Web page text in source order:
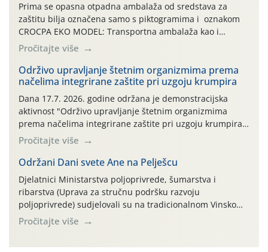
Prima se opasna otpadna ambalaža od sredstava za
zaštitu bilja označena samo s piktogramima i oznakom
CROCPA EKO MODEL: Transportna ambalaža kao i
ambalaža drugih proizvoda koji nisu sredstva za zaštitu
bilja (npr. ambalaža od mineralnih gnojiva,) se ne
prihvaća. Korisnicima je osiguran besplatni povrat
prazne ambalaže isključivo ovih tvrtki: AGROCHEM-MAKS,
AGRONOM, ALBAUGH TKI* (PINUS […]
Pročitajte više
Održivo upravljanje štetnim organizmima prema
načelima integrirane zaštite pri uzgoju krumpira
Dana 17.7. 2026. godine održana je demonstracijska
aktivnost "Održivo upravljanje štetnim organizmima
prema načelima integrirane zaštite pri uzgoju krumpira"
na pokusnom polju "Poredje", kraj naselja Belica (ARKOD
parcela ID 2445031) (središnji dio Međimurske županije).
Pročitajte više
Održani Dani svete Ane na Pelješcu
Djelatnici Ministarstva poljoprivrede, šumarstva i
ribarstva (Uprava za stručnu podršku razvoju
poljoprivrede) sudjelovali su na tradicionalnom Vinskom
forumu, održanom 24.07.2026. godine u Domu vinarske
tradicije u Putnikovićima na poluotoku Pelješcu, u
Pročitajte više